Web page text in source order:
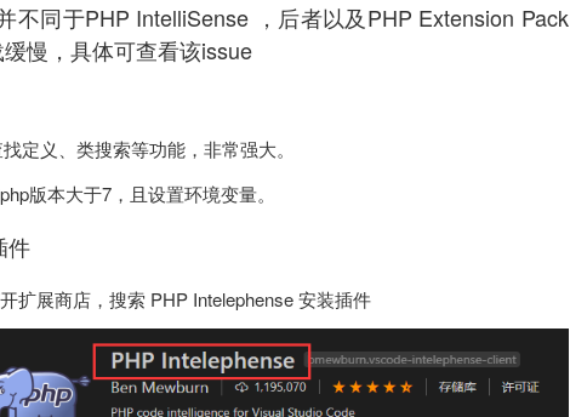
不同于PHP IntelliSense ，后者以及PHP Extension Pack
慢，具体可查看该issue
定义、类搜索等功能，非常强大。
版本大于7，且设置环境变量。
件
扩展商店，搜索 PHP Intelephense 安装插件